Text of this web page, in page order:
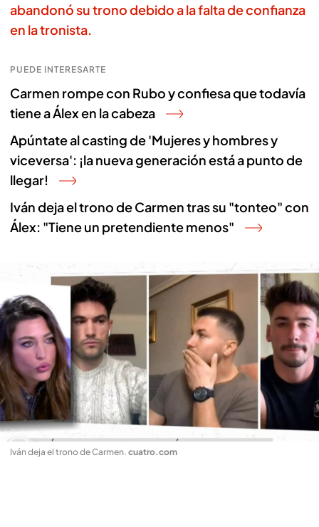
abandonó su trono debido a la falta de confianza
en la tronista.
PUEDE INTERESARTE
Carmen rompe con Rubo y confiesa que todavía
tiene a Álex en la cabeza
Apúntate al casting de 'Mujeres y hombres y
viceversa': ¡la nueva generación está a punto de
llegar!
Iván deja el trono de Carmen tras su "tonteo" con
Álex: "Tiene un pretendiente menos"
Iván deja el trono de Carmen. cuatro.com